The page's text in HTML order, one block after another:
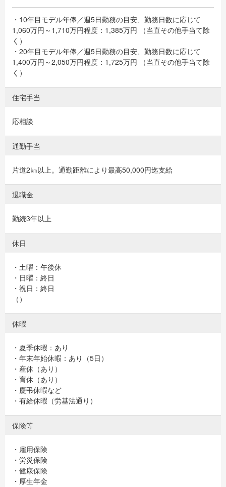
・10年目モデル年俸／週5日勤務の目安、勤務日数に応じて
1,060万円～1,710万円程度：1,385万円 （当直その他手当て除
く）
・20年目モデル年俸／週5日勤務の目安、勤務日数に応じて
1,400万円～2,050万円程度：1,725万円 （当直その他手当て除
く）
住宅手当
応相談
通勤手当
片道2㎞以上。通勤距離により最高50,000円迄支給
退職金
勤続3年以上
休日
・土曜：午後休
・日曜：終日
・祝日：終日
（）
休暇
・夏季休暇：あり
・年末年始休暇：あり（5日）
・産休（あり）
・育休（あり）
・慶弔休暇など
・有給休暇（労基法通り）
保険等
・雇用保険
・労災保険
・健康保険
・厚生年金